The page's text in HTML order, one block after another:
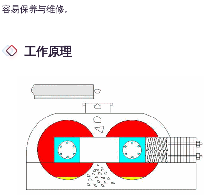
容易保养与维修。
工作原理